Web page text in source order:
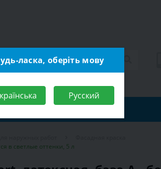
в светлые оттенки, 5 л
ласка, оберіть мову
Русский